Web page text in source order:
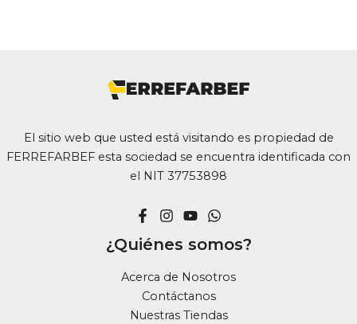
El sitio web que usted está visitando es propiedad de
FERREFARBEF esta sociedad se encuentra identificada con
el NIT 37753898
¿Quiénes somos?
Acerca de Nosotros
Contáctanos
Nuestras Tiendas